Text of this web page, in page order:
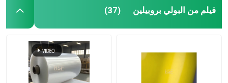
فيلم من البولي بروبيلين (37)